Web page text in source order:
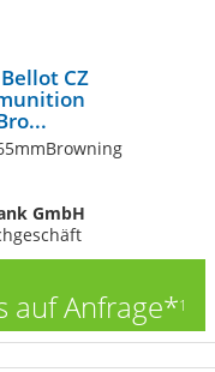
CZ
GmbH
auf Anfrage*1